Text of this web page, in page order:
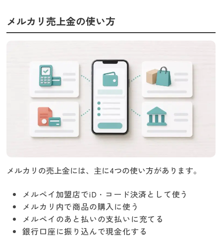
メルカリ売上金の使い方
メルカリの売上金には、主に4つの使い方があります。
メルペイ加盟店でiD・コード決済として使う
メルカリ内で商品の購入に使う
メルペイのあと払いの支払いに充てる
銀行口座に振り込んで現金化する